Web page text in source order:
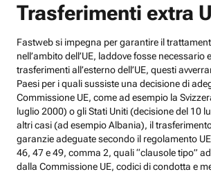
Trasferimenti extra
Fastweb si impegna per garantire il
nell’ambito dell’UE, laddove fosse necessario
trasferimenti all’esterno dell’UE, questi
Paesi per i quali sussiste una decisione di
Commissione UE, come ad esempio la
luglio 2000) o gli Stati Uniti (decisione del 10
altri casi (ad esempio Albania), il
garanzie adeguate secondo il regolamento
46, 47 e 49, comma 2, quali “clausole tipo”
dalla Commissione UE, codici di condotta e